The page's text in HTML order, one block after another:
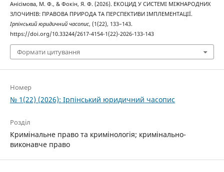
Анісімова, М. Ф., & Фокін, Я. Ф. (2026). ЕКОЦИД У СИСТЕМІ МІЖНАРОДНИХ
ЗЛОЧИНІВ: ПРАВОВА ПРИРОДА ТА ПЕРСПЕКТИВИ ІМПЛЕМЕНТАЦІЇ.
Ірпінський юридичний часопис, (1(22), 133–143.
https://doi.org/10.33244/2617-4154-1(22)-2026-133-143
Формати цитування
Номер
№ 1(22) (2026): Ірпінський юридичний часопис
Розділ
Кримінальне право та кримінологія; кримінально-
виконавче право